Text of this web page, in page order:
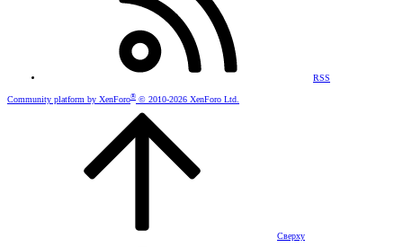
RSS
Community platform by XenForo® © 2010-2026 XenForo Ltd.
Сверху